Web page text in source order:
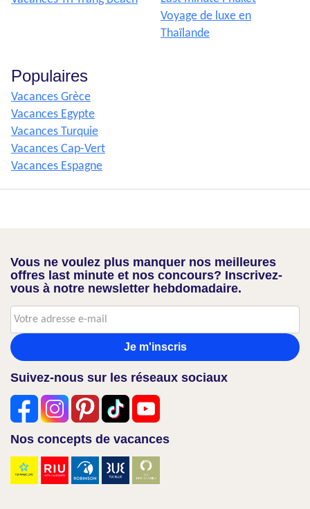
Voyage de luxe en
Thaïlande
Populaires
Vacances Grèce
Vacances Egypte
Vacances Turquie
Vacances Cap-Vert
Vacances Espagne
Vous ne voulez plus manquer nos meilleures
offres last minute et nos concours? Inscrivez-
vous à notre newsletter hebdomadaire.
Je m'inscris
Suivez-nous sur les réseaux sociaux
Nos concepts de vacances